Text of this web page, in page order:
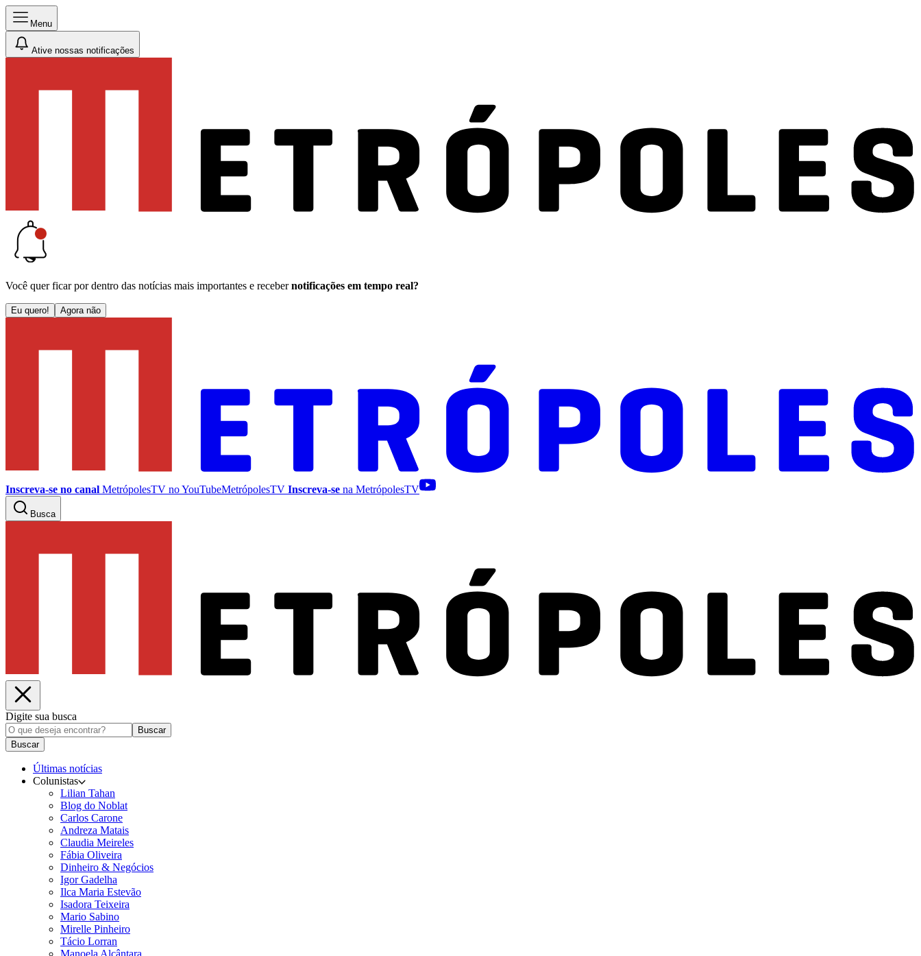
Menu
Ative nossas notificações
Você quer ficar por dentro das notícias mais importantes e receber notificações em tempo real?
Eu quero! Agora não
Inscreva-se no canal MetrópolesTV noYouTubeMetrópolesTV Inscreva-se na MetrópolesTV
Busca
Digite sua busca
Buscar
Buscar
Últimas notícias
Colunistas
Lilian Tahan
Blog do Noblat
Carlos Carone
Andreza Matais
Claudia Meireles
Fábia Oliveira
Dinheiro & Negócios
Igor Gadelha
Ilca Maria Estevão
Isadora Teixeira
Mario Sabino
Mirelle Pinheiro
Tácio Lorran